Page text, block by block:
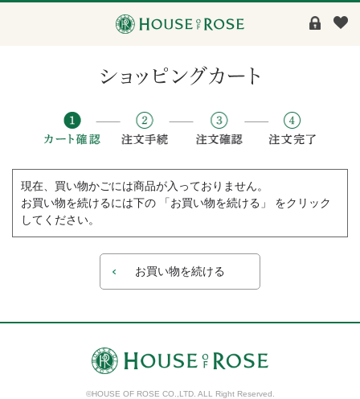
現在、買い物かごには商品が入っておりません。
お買い物を続けるには下の 「お買い物を続ける」 をクリック
してください。
お買い物を続ける
©HOUSE OF ROSE CO.,LTD. ALL Right Reserved.